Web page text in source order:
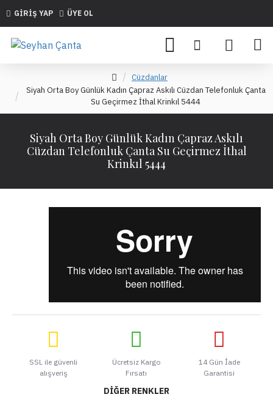
GIRIŞ YAP ÜYE OL
Cüzdanlar
Siyah Orta Boy Günlük Kadın Çapraz Askılı Cüzdan Telefonluk Çanta
Su Geçirmez İthal Krinkıl 5444
Siyah Orta Boy Günlük Kadın Çapraz Askılı
Cüzdan Telefonluk Çanta Su Geçirmez İthal
Krinkıl 5444
SSL ile güvenli
alışveriş
Ücretsiz Kargo
Fırsatı
14 Gün İade
Garantisi
DIĞER RENKLER